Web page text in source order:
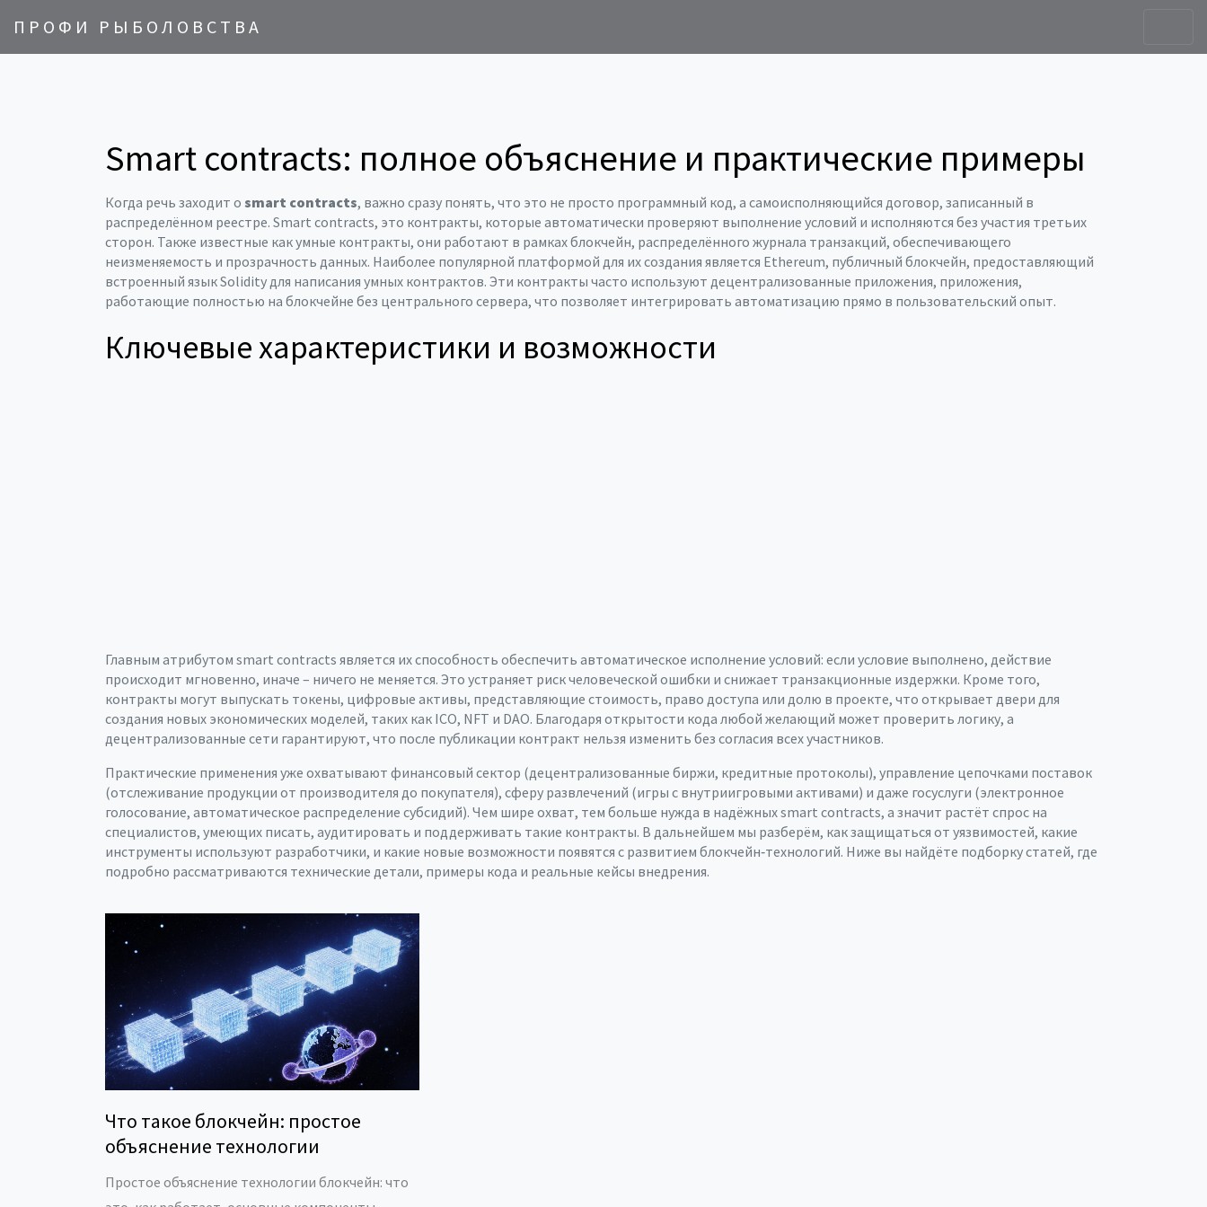
ПРОФИ РЫБОЛОВСТВА
Smart contracts: полное объяснение и практические примеры
Когда речь заходит о smart contracts, важно сразу понять, что это не просто программный код, а самоисполняющийся договор, записанный в
распределённом реестре. Smart contracts, это контракты, которые автоматически проверяют выполнение условий и исполняются без участия третьих
сторон. Также известные какумные контракты, они работают в рамкахблокчейн, распределённого журнала транзакций, обеспечивающего
неизменяемость и прозрачность данных. Наиболее популярной платформой для их создания является Ethereum, публичный блокчейн, предоставляющий
встроенный язык Solidity для написания умных контрактов. Эти контракты часто используют децентрализованные приложения, приложения,
работающие полностью на блокчейне без центрального сервера, что позволяет интегрировать автоматизацию прямо в пользовательский опыт.
Ключевые характеристики и возможности
Главным атрибутом smart contracts является их способность обеспечить автоматическое исполнение условий: если условие выполнено, действие
происходит мгновенно, иначе – ничего не меняется. Это устраняет риск человеческой ошибки и снижает транзакционные издержки. Кроме того,
контракты могут выпускать токены, цифровые активы, представляющие стоимость, право доступа или долю в проекте, что открывает двери для
создания новых экономических моделей, таких как ICO, NFT и DAO. Благодаря открытости кода любой желающий может проверить логику, а
децентрализованные сети гарантируют, что после публикации контракт нельзя изменить без согласия всех участников.
Практические применения уже охватывают финансовый сектор (децентрализованные биржи, кредитные протоколы), управление цепочками поставок
(отслеживание продукции от производителя до покупателя), сферу развлечений (игры с внутриигровыми активами) и даже госуслуги (электронное
голосование, автоматическое распределение субсидий). Чем шире охват, тем больше нужда в надёжных smart contracts, а значит растёт спрос на
специалистов, умеющих писать, аудитировать и поддерживать такие контракты. В дальнейшем мы разберём, как защищаться от уязвимостей, какие
инструменты используют разработчики, и какие новые возможности появятся с развитием блокчейн‑технологий. Ниже вы найдёте подборку статей, где
подробно рассматриваются технические детали, примеры кода и реальные кейсы внедрения.
Что такое блокчейн: простое
объяснение технологии
Простое объяснение технологии блокчейн: что